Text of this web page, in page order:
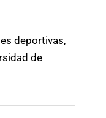
deportivas,
de